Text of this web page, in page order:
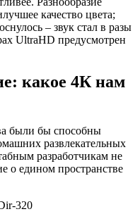
видеофайл, разрешение
по горизонтали,
это утверждение
это. К примеру,
матрицами
обратить внимание
то
такие искажения в
мире даже это не может
3840×2160, при